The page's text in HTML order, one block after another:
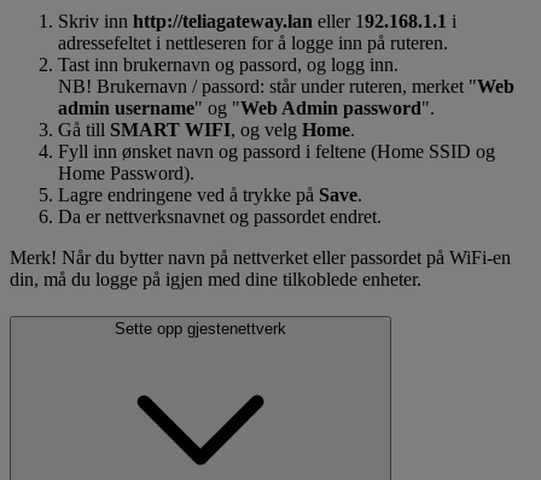
Skriv inn http://teliagateway.lan eller 192.168.1.1 i
adressefeltet i nettleseren for å logge inn på ruteren.
Tast inn brukernavn og passord, og logg inn.
NB! Brukernavn / passord: står under ruteren, merket "Web
admin username" og "Web Admin password".
Gå till SMART WIFI, og velg Home.
Fyll inn ønsket navn og passord i feltene (Home SSID og
Home Password).
Lagre endringene ved å trykke på Save.
Da er nettverksnavnet og passordet endret.
Merk! Når du bytter navn på nettverket eller passordet på WiFi-en
din, må du logge på igjen med dine tilkoblede enheter.
Sette opp gjestenettverk